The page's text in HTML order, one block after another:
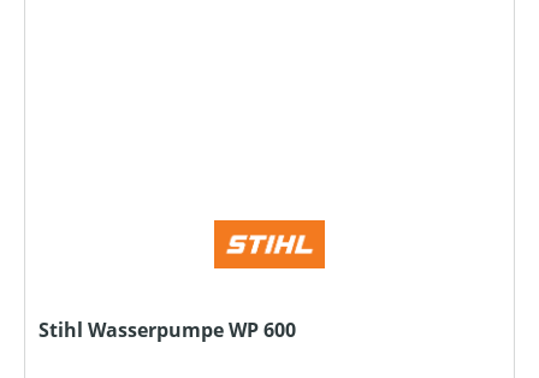
Stihl Wasserpumpe WP 600